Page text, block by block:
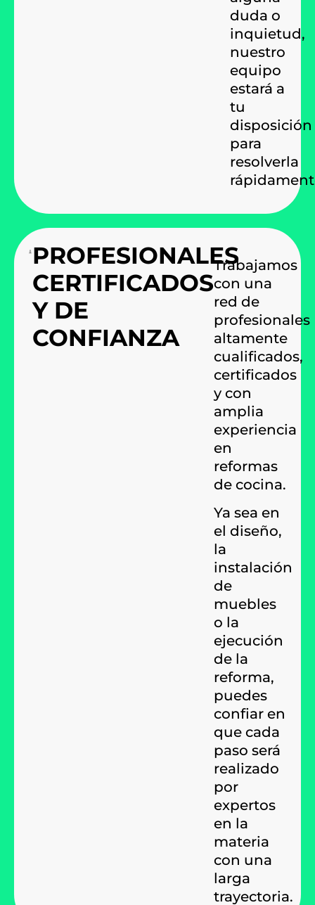
duda o
inquietud,
nuestro
equipo
estará a
tu
disposición
para
resolverla
PROFESIONALES
CERTIFICADOS
Y DE
CONFIANZA
Trabajamos
con una
red de
profesionales
altamente
cualificados,
certificados
y con
amplia
experiencia
en
reformas
de cocina.
Ya sea en
el diseño,
la
instalación
de
muebles
o la
ejecución
de la
reforma,
puedes
confiar en
que cada
paso será
realizado
por
expertos
en la
materia
con una
larga
trayectoria.